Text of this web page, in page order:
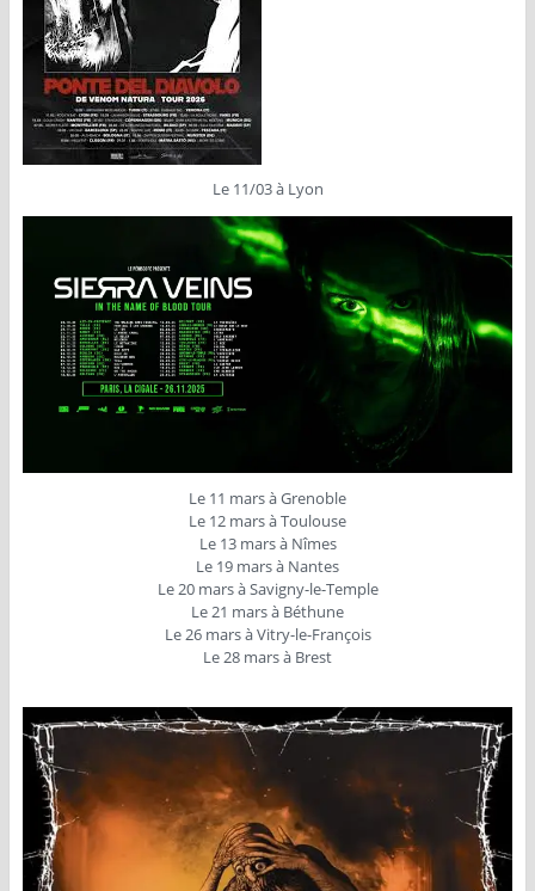
Le 11/03 à Lyon
Le 11 mars à Grenoble
Le 12 mars à Toulouse
Le 13 mars à Nîmes
Le 19 mars à Nantes
Le 20 mars à Savigny-le-Temple
Le 21 mars à Béthune
Le 26 mars à Vitry-le-François
Le 28 mars à Brest